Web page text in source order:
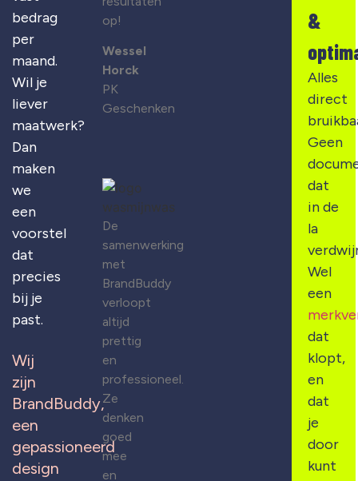
bedrag
per
maand.
Wil je
liever
maatwerk?
Dan
maken
we
een
voorstel
dat
precies
bij je
past.
Wij
zijn
BrandBuddy,
een
gepassioneerd
design
op!
Wessel
Horck
PK
Geschenken
De
samenwerking
met
BrandBuddy
verloopt
altijd
prettig
en
professioneel.
Ze
denken
goed
mee
en
&
Alles
direct
Geen
dat
in de
la
Wel
een
dat
klopt,
en
dat
je
door
kunt